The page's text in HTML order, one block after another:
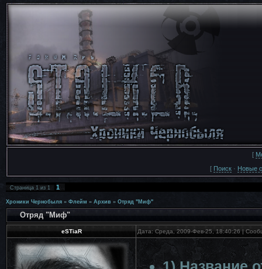
[
[ Поиск · Новые
Страница1из1 1
Хроники Чернобыля » Флейм » Архив » Отряд "Миф"
Отряд "Миф"
eSTiaR Дата: Среда, 2009-Фев-25, 18:40:26 |